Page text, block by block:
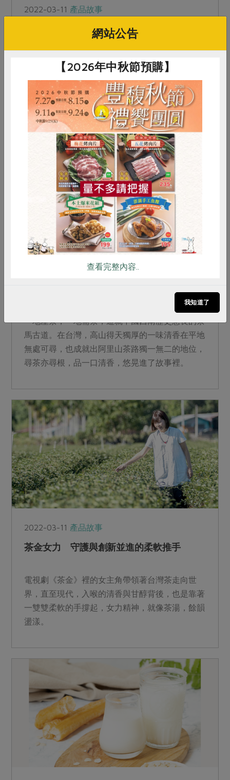
2022-03-11 產品故事
品一杯 魚池．埔里紅茶故事
提及魚池，日月潭紅茶名氣響亮，日本人在此引進
阿薩姆紅茶，歷經百年演變而成如今紛陳景象。
來，走趟日月老茶廠與位於埔里的東邦紅茶，喝杯
紅玉與有機shan 紅茶，探索昔日風華。
產品故事
一地產茶，一地需茶，造就中國西南歷史悠長的茶
馬古道。在台灣，高山得天獨厚的一味清香在平地
無處可尋，也成就出阿里山茶路獨一無二的地位，
尋茶亦尋根，品一口清香，悠晃進了故事裡。
2022-03-11 產品故事
茶金女力 守護與創新並進的柔軟推手
電視劇《茶金》裡的女主角帶領著台灣茶走向世
界，直至現代，入喉的清香與甘醇背後，也是靠著
一雙雙柔軟的手撐起，女力精神，就像茶湯，餘韻
盪漾。
RPET 食譜 減硝酸鹽
雞蛋 食安 共同購買
網站公告
【2026年中秋節預購】
查看完整內容..
我知道了